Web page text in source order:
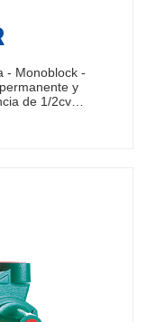
- Monoblock -
y
de 1/2cv…